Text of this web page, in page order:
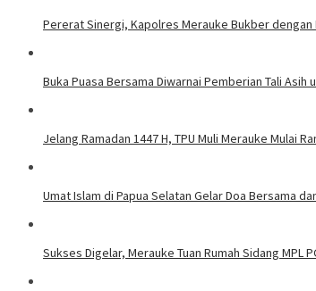
​Pererat Sinergi, Kapolres Merauke Bukber dengan
Buka Puasa Bersama Diwarnai Pemberian Tali Asih
Jelang Ramadan 1447 H, TPU Muli Merauke Mulai
Umat Islam di Papua Selatan Gelar Doa Bersama
Sukses Digelar, Merauke Tuan Rumah Sidang MPL